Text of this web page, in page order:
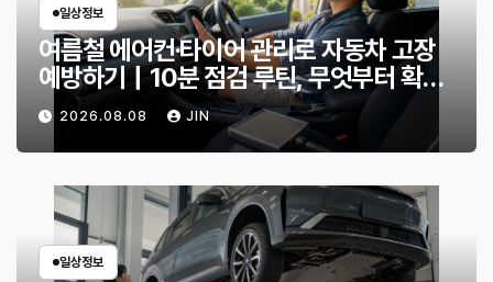
일상정보
여름철 에어컨·타이어 관리로 자동차 고장
예방하기｜10분 점검 루틴, 무엇부터 확인
할까?
2026.08.08 JIN
일상정보